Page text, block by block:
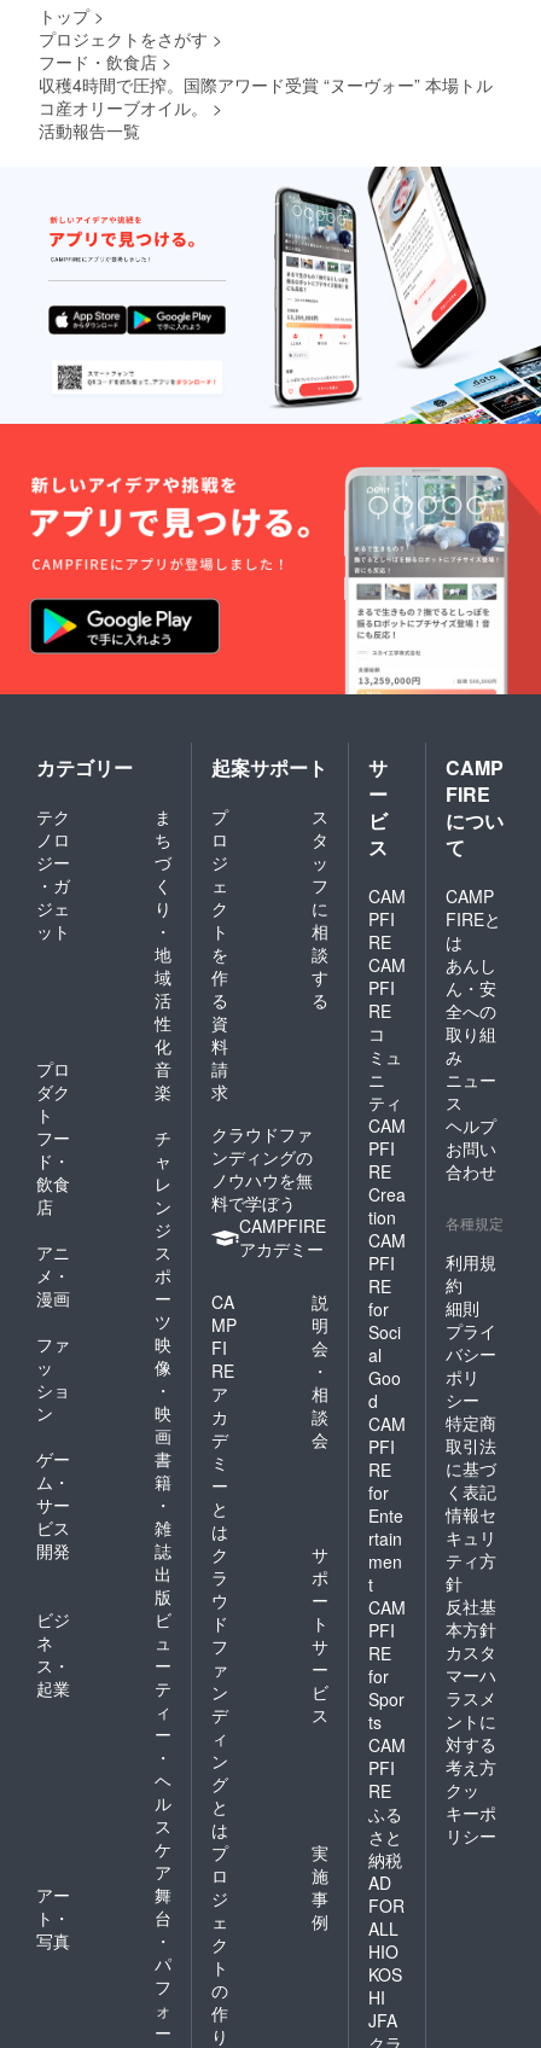
表示は
に表記
されま
す。商
品開封
前には
必ずお
届けの
リター
ンに貼
付され
たラベ
ルや注
意書き
をご確
ンに貼
付され
をご確
認くだ
さい。
届けの
リター
ルや注
意書き
をご確
認くだ
さい。
ます。
その際
フレー
バーと
交換い
ただけ
ます。 •
新鮮な
味わい
を楽し
むた
め、開
封後は
できる
だけお
早めに
くださ
い。 •
原材料
及び添
加物等
の食品
表示は
お届け
商品の
に表記
されま
す。商
届けの
リター
ンに貼
付され
たラベ
意書き
をご確
認くだ
さい。
料理レ
シピ特
子配信
– PDF
ファイ
ル）
【発送
予定】
2025年
12月中
旬〜下
旬（ク
リスマ
ス・年
末年始
に到着
意】 •
エクス
トラ
バージ
ン・オ
リーブ
オイル
のた
め、光
や高温
を避け
て保存
い。 •
フレッ
シュさ
を楽し
むた
め、開
か月以
内のご
使用を
おすす
めしま
す。 •
配送先
先がご
登録の
住所と
違う場
は、備
考欄に
配送先
住所を
くださ
い。ご
指定が
ない場
合に
は、ご
登録の
住所に
お送り
いたし
ます。 •
原材料
及び添
加物等
の食品
表示は
お届け
商品の
ラベル
に表記
されま
す。商
品開封
前には
必ずお
届けの
リター
ンに貼
付され
たラベ
ルや注
意書き
をご確
認くだ
た特製
理レシ
ピ特別
セレク
ション
（電子
配信 -
PDF
ファイ
ル）
【発送
予定】
2025年
12月中
旬〜下
スシー
ズンに
到着予
定）
【ご注
意】 •
数量限
定のた
め、な
くなり
了とな
開封後
はでき
るだけ
早めに
お召し
上がり
くださ
か月以
内推
奨）。 •
原材料
及び添
加物等
の食品
表示は
お届け
商品の
ラベル
に表記
されま
す。商
品開封
届けの
リター
ンに貼
付され
たラベ
ルや注
意書き
をご確
認くだ
さい。
ズンに
意】 •
エクス
トラ
バージ
ン・オ
リーブ
オイル
のた
め、光
や高温
を避け
て保存
してく
ださ
シュさ
を楽し
むた
め、開
封後は6
内のご
使用を
おすす
めしま
原材料
の食品
表示は
お届け
商品の
ラベル
に表記
されま
品開封
前には
必ずお
届けの
リター
ンに貼
付され
たラベ
ルや注
意書き
をご確
認くだ
さい。
す。全
2025年
10月新
収穫
分、新
鮮なま
ま製
造！ •
装飾用
手作り
セラ
ミック
ザクロ
– 豊穣
の象徴
マスを
テーマ
にした
緑の箱
に赤い
リボン
をあし
らった
専用ギ
フト
スに包
料理レ
シピの
特別セ
レク
ション
（電子
配信 –
ファイ
ル）
【発送
予定】
2025年
12月中
旬〜下
旬（ク
リスマ
ス・年
末年始
に到着
予定）
【ご注
意】 •
エクス
バージ
リーブ
オイル
のた
め、光
や高温
を避け
て保存
してく
ださ
い。 •
フレッ
シュさ
を楽し
むた
め、開
封後は6
か月以
内のご
使用を
おすす
めしま
す。 •
配送先
先がご
登録の
住所と
違う場
合に
は、備
考欄に
配送先
をお送
シリー
ズ1プレ
ミアム
エキス
トラ
バージ
ンオ
リーブ
オイル
（500m
l × 1
本）- 3
品種か
らお選
だけま
す。全
て日本
受賞
品！ •
シリー
ズ2 フ
レー
バーエ
ラバー
ジンオ
リーブ
（250m
本）–
品種を
お選び
いただ
けます •
ズ3 エ
ブリデ
イエキ
ストラ
バージ
ンオ
リーブ
オイル
（500m
l × 1
本） •
シリー
ズ1とシ
リーズ3
は2025
年新収
レッ
製品で
す！ •
シリー
ズ2：本
シリー
ズの新
たな収
穫は今
年11月
末を予
定して
おりま
す。年
末まで
にお届
けする
ため、
前シー
ズンの
収穫品
を使用
いたし
ます。 •
1個 邪
眼ビー
ズ（伝
統的な
ガラス
デザイ
ン） •
オイル
は、お
まで、
人々の
健康を
気遣
い、レ
シピに
質の高
いオイ
ルを取
り入れ
たいプ
ロの料
理人に
おすす
す。
【特典
内容】 •
シリー
ズ3 毎
日使い
のエキ
ストラ
バージ
リーブ
オイル
（5000
本） •
2025年
11月新
分、新
鮮なま
トルコ
料理レ
シピ特
別セレ
クショ
ン（電
子配信 -
PDF
ファイ
ル）
【発送
予定】
2025年
12月中
旬〜下
旬（ク
スシー
お届け
予定）
【ご注
意】 •
エクス
トラ
バージ
ン・オ
リーブ
オイル
のた
め、光
や高温
を避け
て保存
してく
ださ
い。 •
フレッ
シュさ
を楽し
むた
め、開
封後は6
か月以
内のご
使用を
おすす
めしま
す。 •
原材料
トップ >
プロジェクトをさがす >
フード・飲食店 >
収穫4時間で圧搾。国際アワード受賞 “ヌーヴォー” 本場トル
コ産オリーブオイル。
>
活動報告一覧
カテゴリー
テク
ノロ
ジー
・ガ
ジェ
ット
ま
ち
づ
く
り
・
地
域
活
性
化
プロ
ダク
ト
音
楽
フー
ド・
飲食
店
チ
ャ
レ
ン
ジ
アニ
メ・
漫画
ス
ポ
ー
ツ
ファ
ッ
ショ
ン
映
像
・
映
画
ゲー
ム・
サー
ビス
開発
書
籍
・
雑
誌
出
版
ビジ
ネ
ス・
起業
ビ
ュ
ー
テ
ィ
ー
・
ヘ
ル
ス
ケ
ア
アー
ト・
写真
舞
台
・
パ
フ
ォ
ー
起案サポート
プ
ロ
ジ
ェ
ク
ト
を
作
る
ス
タ
ッ
フ
に
相
談
す
る
資
料
請
求
クラウドファ
ンディングの
ノウハウを無
料で学ぼう
CAMPFIRE
アカデミー
CA
MP
FI
RE
ア
カ
デ
ミ
ー
と
は
説
明
会
・
相
談
会
ク
ラ
ウ
ド
フ
ァ
ン
デ
ィ
ン
グ
と
は
サ
ポ
ー
ト
サ
ー
ビ
ス
プ
ロ
ジ
ェ
ク
ト
の
作
り
実
施
事
例
サ
ー
ビ
ス
CAM
PFI
RE
CAM
PFI
RE
コ
ミュ
ニ
ティ
CAM
PFI
RE
Crea
tion
CAM
PFI
RE
for
Soci
al
Goo
d
CAM
PFI
RE
for
Ente
rtain
men
t
CAM
PFI
RE
for
Spor
ts
CAM
PFI
RE
ふる
さと
納税
AD
FOR
ALL
HIO
KOS
HI
JFA
CAMP
FIRE
につい
て
CAMP
FIREと
は
あんし
ん・安
全への
取り組
み
ニュー
ス
ヘルプ
お問い
合わせ
各種規定
利用規
約
細則
プライ
バシー
ポリ
シー
特定商
取引法
に基づ
く表記
情報セ
キュリ
ティ方
針
反社基
本方針
カスタ
マーハ
ラスメ
ントに
対する
考え方
クッ
キーポ
リシー